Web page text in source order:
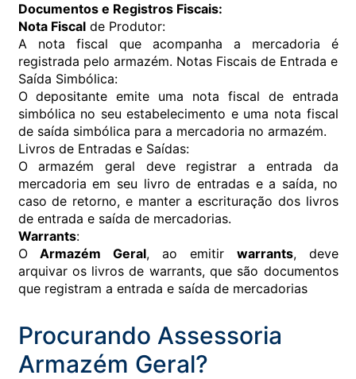
Documentos e Registros Fiscais:
Nota Fiscalde Produtor:
A nota fiscal que acompanha a mercadoria é
registrada pelo armazém. Notas Fiscais de Entrada e
Saída Simbólica:
O depositante emite uma nota fiscal de entrada
simbólica no seu estabelecimento e uma nota fiscal
de saída simbólica para a mercadoria no armazém.
Livros de Entradas e Saídas:
O armazém geral deve registrar a entrada da
mercadoria em seu livro de entradas e a saída, no
caso de retorno, e manter a escrituração dos livros
de entrada e saída de mercadorias.
Warrants:
OArmazém Geral, ao emitir warrants, deve
arquivar os livros de warrants, que são documentos
que registram a entrada e saída de mercadorias
Procurando Assessoria
Armazém Geral?